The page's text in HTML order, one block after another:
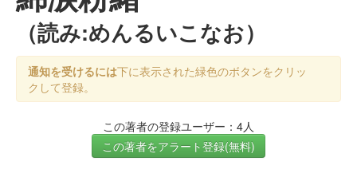
（読み:めんるいこなお）
通知を受けるには下に表示された緑色のボタンをクリッ
クして登録。
この著者の登録ユーザー：4人
この著者をアラート登録(無料)